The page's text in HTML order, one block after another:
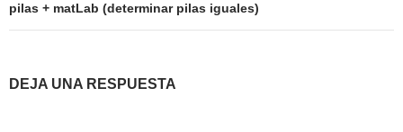
pilas + matLab (determinar pilas iguales)
DEJA UNA RESPUESTA